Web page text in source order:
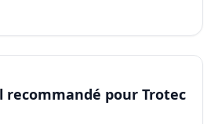
pour Trotec